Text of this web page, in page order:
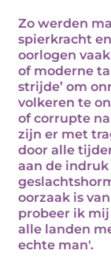
Zo werden
spierkracht
oorlogen
of moderne
strijde’ om
volkeren te
of corrupte
zijn er met
door alle
aan de
oorzaak is
probeer ik
alle landen
echte man'.